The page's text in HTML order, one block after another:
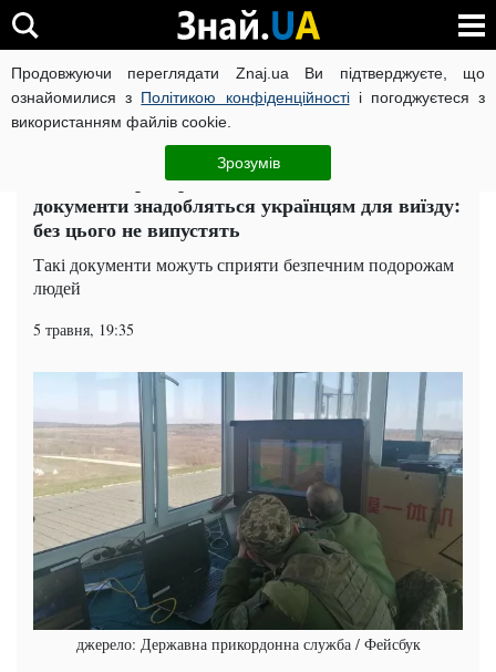
Продовжуючи переглядати Znaj.ua Ви підтверджуєте, що
ознайомилися з Політикою конфіденційностіі погоджуєтеся з
використанням файлів cookie.
Зрозумів
ВІЙНА РОСІЇ ПРОТИ УКРАЇНИ КОРОНАВІРУС В УКРАЇНІ
ЧИТАТЬ НА РУССКОМ
Головний прикордонник пояснив, які
документи знадобляться українцям для виїзду:
без цього не випустять
Такі документи можуть сприяти безпечним подорожам
людей
5 травня, 19:35
джерело: Державна прикордонна служба / Фейсбук